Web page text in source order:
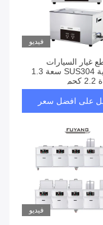
فيديو
غيار السيارات
الميكانيكية SUS304 سعة 1.3
على افضل سعر
فيديو